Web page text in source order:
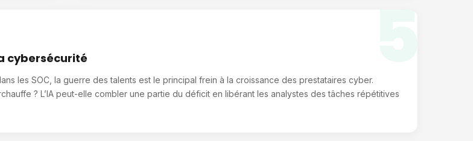
cybersécurité
les SOC, la guerre des talents est le principal frein à la croissance des prestataires cyber.
? L’IA peut-elle combler une partie du déficit en libérant les analystes des tâches répétitives